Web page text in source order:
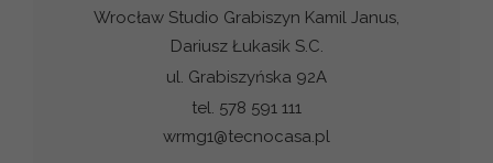
Wrocław Studio Grabiszyn Kamil Janus,
Dariusz Łukasik S.C.
ul. Grabiszyńska 92A
tel. 578 591 111
wrmg1@tecnocasa.pl